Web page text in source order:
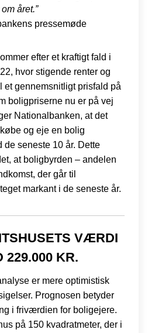
året.”
pressemøde
efter et kraftigt fald i
hvor stigende renter og
et gennemsnitligt prisfald på
boligpriserne nu er på vej
Nationalbanken, at det
og eje en bolig
de seneste 10 år. Dette
at boligbyrden – andelen
der går til
markant i de seneste år.
VÆRDI
229.000 KR.
er mere optimistisk
Prognosen betyder
i friværdien for boligejere.
på 150 kvadratmeter, der i